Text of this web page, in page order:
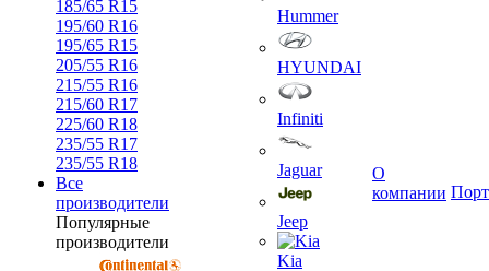
185/65 R15
195/60 R16
195/65 R15
205/55 R16
215/55 R16
215/60 R17
225/60 R18
235/55 R17
235/55 R18
Все
производители
Популярные
производители
Hummer
HYUNDAI
Infiniti
Jaguar
Jeep
Kia
О
компании